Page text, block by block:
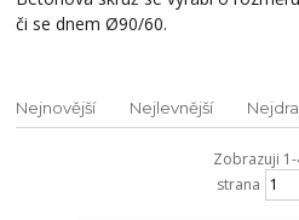
či se dnem Ø90/60.
Nejnovější Nejlevnější
Zobrazuji
strana